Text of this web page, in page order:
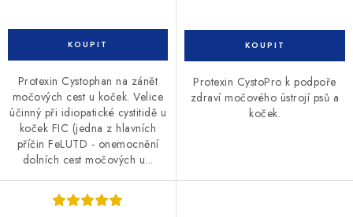
Protexin Cystophan na zánět
močových cest u koček. Velice
účinný při idiopatické cystitidě u
koček FIC (jedna z hlavních
příčin FeLUTD - onemocnění
dolních cest močových u...
Protexin CystoPro k podpoře
zdraví močového ústrojí psů a
koček.